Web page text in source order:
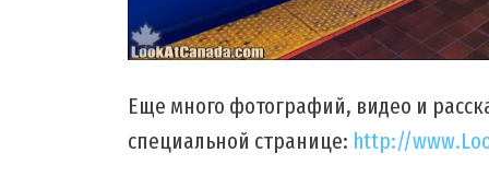
Еще много фотографий, видео и
специальной странице: http://